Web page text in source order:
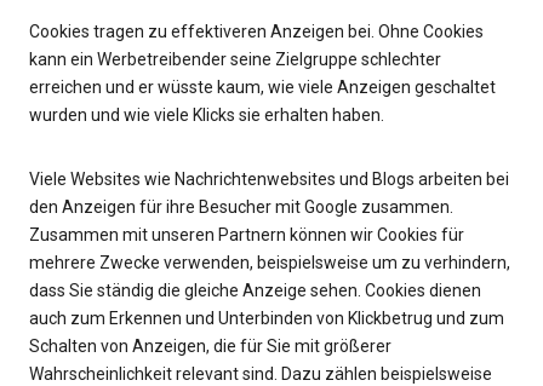
Cookies tragen zu effektiveren Anzeigen bei. Ohne Cookies
kann ein Werbetreibender seine Zielgruppe schlechter
erreichen und er wüsste kaum, wie viele Anzeigen geschaltet
wurden und wie viele Klicks sie erhalten haben.
Viele Websites wie Nachrichtenwebsites und Blogs arbeiten bei
den Anzeigen für ihre Besucher mit Google zusammen.
Zusammen mit unseren Partnern können wir Cookies für
mehrere Zwecke verwenden, beispielsweise um zu verhindern,
dass Sie ständig die gleiche Anzeige sehen. Cookies dienen
auch zum Erkennen und Unterbinden von Klickbetrug und zum
Schalten von Anzeigen, die für Sie mit größerer
Wahrscheinlichkeit relevant sind. Dazu zählen beispielsweise